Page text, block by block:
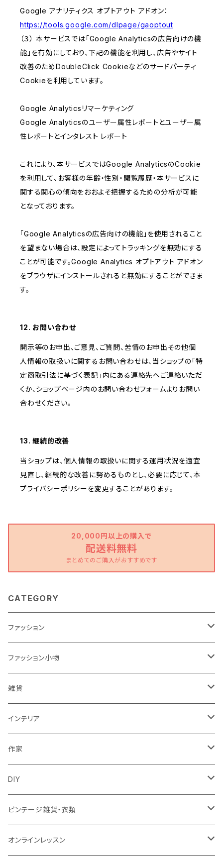
Google アナリティクス オプトアウト アドオン：
https://tools.google.com/dlpage/gaoptout
（３） 本サービスでは「Google Analyticsの広告向けの機
能」を有効にしており、下記の機能を利用し、広告やサイト
改善のためDoubleClick Cookieなどのサードパーティ
Cookieを利用しています。
Google Analyticsリマーケティング
Google Analyticsのユーザー属性レポートとユーザー属
性レポートとインタレスト レポート
これにより、本サービスではGoogle AnalyticsのCookie
を利用して、お客様の年齢・性別・閲覧履歴・本サービスに
関する関心の傾向をおおよそ把握するための分析が可能
となっております。
「Google Analyticsの広告向けの機能」を使用されること
を望まない場合は、設定によってトラッキングを無効にする
ことが可能です。Google Analytics オプトアウト アドオン
をブラウザにインストールされると無効にすることができま
す。
12. お問い合わせ
開示等のお申出、ご意見、ご質問、苦情のお申出その他個
人情報の取扱いに関するお問い合わせは、当ショップの「特
定商取引法に基づく表記」内にある連絡先へご連絡いただ
くか、ショップページ内のお問い合わせフォームよりお問い
合わせください。
13. 継続的改善
当ショップは、個人情報の取扱いに関する運用状況を適宜
見直し、継続的な改善に努めるものとし、必要に応じて、本
プライバシーポリシーを変更することがあります。
20,000円以上の購入で
配送料無料
まとめてのご購入がおすすめです
CATEGORY
ファッション
ワンピース
トップス
パンツ
スカート
サロペット
ベスト
ジャケット
ファッション小物
バッグ
ポーチ
シューズ
アクセサリー
ターバン
ブローチ
雑貨
バスケット
リュック
グラス
カトラリー
器
キッチン雑貨
インテリア
カゴ
ズールーバスケット
トンガバスケット
鏡
ウォールハンガー
照明
作家
ccocoiro accessory
glass accessory tubu
fuji-gallery
DIY
マスキングテープ
ウィリアムモリス
壁紙
ビンテージ雑貨・衣類
食器
オンラインレッスン